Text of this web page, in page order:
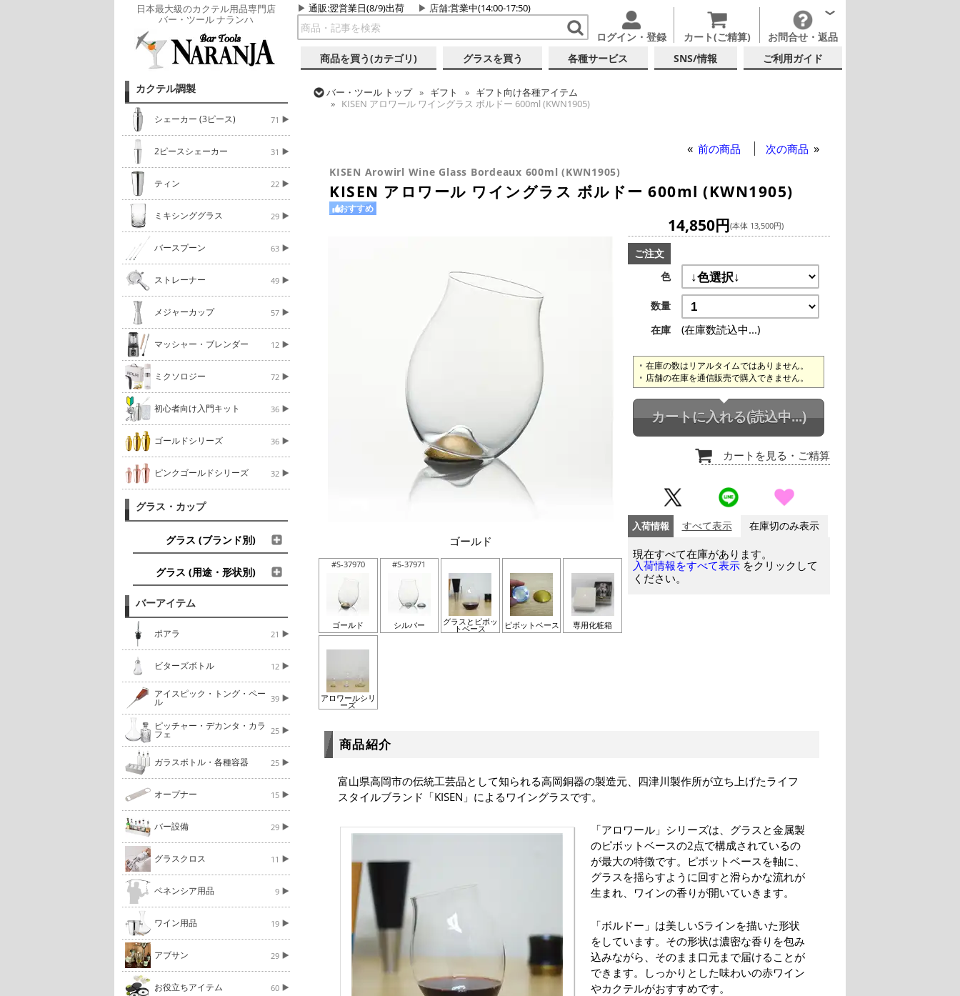
日本最大級のカクテル用品専門店
バー・ツール ナランハ
通販:翌営業日(8/9)出荷 店舗:営業中(14:00-17:50)
ログイン・登録 カート(ご精算) お問合せ・返品
商品を買う(カテゴリ) グラスを買う 各種サービス SNS/情報 ご利用ガイド
カクテル調製
シェーカー (3ピース) 71
2ピースシェーカー 31
ティン 22
ミキシンググラス 29
バースプーン 63
ストレーナー 49
メジャーカップ 57
マッシャー・ブレンダー 12
ミクソロジー 72
初心者向け入門キット 36
ゴールドシリーズ 36
ピンクゴールドシリーズ 32
グラス・カップ
グラス (ブランド別)
グラス (用途・形状別)
バーアイテム
ポアラ 21
ビターズボトル 12
アイスピック・トング・ペー
ル 39
ピッチャー・デカンタ・カラ
フェ 25
ガラスボトル・各種容器 25
オープナー 15
バー設備 29
グラスクロス 11
ベネンシア用品 9
ワイン用品 19
アブサン 29
お役立ちアイテム 60
バー・ツール トップ ギフト
ギフト向け各種アイテム
KISEN アロワール ワイングラス ボルドー 600ml (KWN1905)
前の商品 次の商品
KISEN Arowirl Wine Glass Bordeaux 600ml (KWN1905)
KISEN アロワール ワイングラス ボルドー 600ml (KWN1905)
おすすめ
ゴールド
#S-37970
ゴールド
#S-37971
シルバー グラスとピボッ
トベース ピボットベース 専用化粧箱
アロワールシリ
ーズ
14,850円(本体 13,500円)
ご注文
色
数量
在庫
(在庫数読込中...)
在庫の数はリアルタイムではありません。
店舗の在庫を通信販売で購入できません。
カートに入れる(読込中...)
カートを見る ・ご精算
入荷情報 すべて表示 在庫切のみ表示
現在すべて在庫があります。
入荷情報をすべて表示 をクリックして
ください。
商品紹介
富山県高岡市の伝統工芸品として知られる高岡銅器の製造元、四津川製作所が立ち上げたライフ
スタイルブランド「KISEN」によるワイングラスです。
「アロワール」シリーズは、グラスと金属製
のピボットベースの2点で構成されているの
が最大の特徴です。ピボットベースを軸に、
グラスを揺らすように回すと滑らかな流れが
生まれ、ワインの香りが開いていきます。
「ボルドー」は美しいSラインを描いた形状
をしています。その形状は濃密な香りを包み
込みながら、そのまま口元まで届けることが
できます。しっかりとした味わいの赤ワイン
やカクテルがおすすめです。